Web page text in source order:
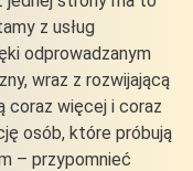
z usług
odprowadzanym
wraz z rozwijającą
coraz więcej i coraz
osób, które próbują
– przypomnieć